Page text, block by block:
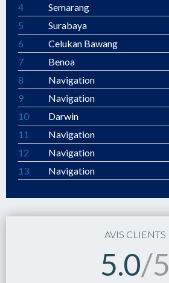
4
Semarang
5
Surabaya
6
Celukan Bawang
7
Benoa
8
Navigation
9
Navigation
10
Darwin
11
Navigation
12
Navigation
13
Navigation
AVIS CLIENTS
5.0/5